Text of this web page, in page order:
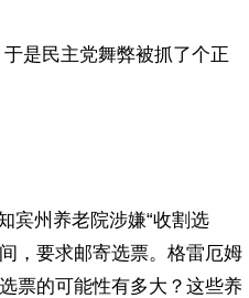
是民主党舞弊被抓了个正
宾州养老院涉嫌“收割选
，要求邮寄选票。格雷厄姆
票的可能性有多大？这些养